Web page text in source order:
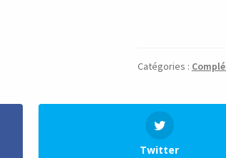
Catégories :
Twitter